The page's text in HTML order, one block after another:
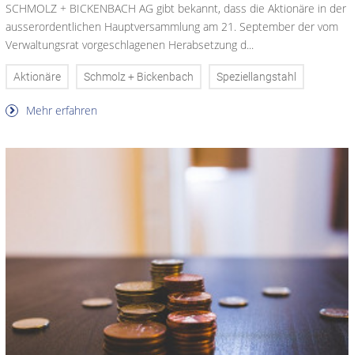
SCHMOLZ + BICKENBACH AG gibt bekannt, dass die Aktionäre in der
ausserordentlichen Hauptversammlung am 21. September der vom
Verwaltungsrat vorgeschlagenen Herabsetzung d...
Aktionäre Schmolz + Bickenbach Speziellangstahl
Mehr erfahren